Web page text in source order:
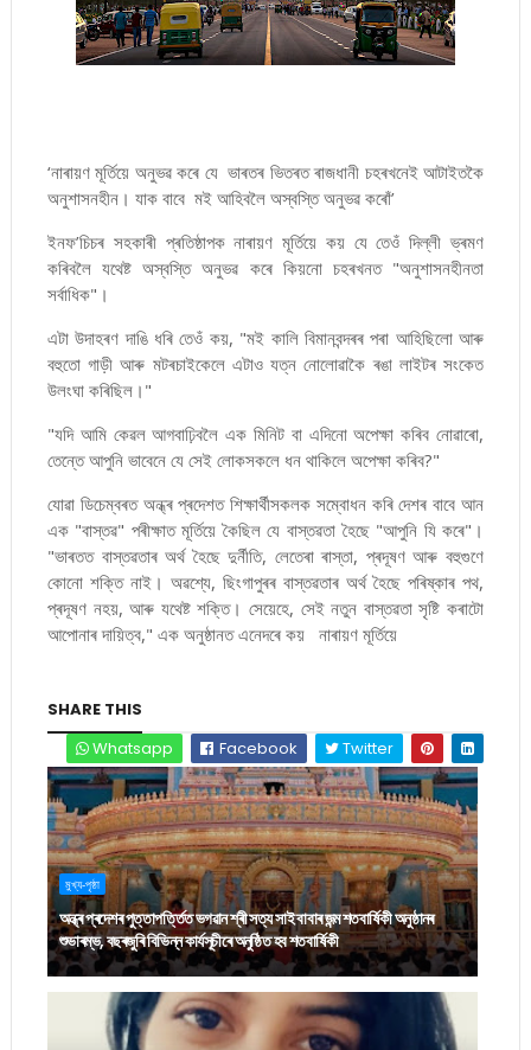
‘নাৰায়ণ মূৰ্তিয়ে অনুভৱ কৰে যে ভাৰতৰ ভিতৰত ৰাজধানী চহৰখনেই আটাইতকৈ
অনুশাসনহীন। যাক বাবে মই আহিবলৈ অস্বস্তি অনুভৱ কৰোঁ’
ইনফ’চিচৰ সহকাৰী প্ৰতিষ্ঠাপক নাৰায়ণ মূৰ্তিয়ে কয় যে তেওঁ দিল্লী ভ্ৰমণ
কৰিবলৈ যথেষ্ট অস্বস্তি অনুভৱ কৰে কিয়নো চহৰখনত "অনুশাসনহীনতা
সৰ্বাধিক"।
এটা উদাহৰণ দাঙি ধৰি তেওঁ কয়, "মই কালি বিমানবন্দৰৰ পৰা আহিছিলো আৰু
বহুতো গাড়ী আৰু মটৰচাইকেলে এটাও যত্ন নোলোৱাকৈ ৰঙা লাইটৰ সংকেত
উলংঘা কৰিছিল।"
"যদি আমি কেৱল আগবাঢ়িবলৈ এক মিনিট বা এদিনো অপেক্ষা কৰিব নোৱাৰো,
তেন্তে আপুনি ভাবেনে যে সেই লোকসকলে ধন থাকিলে অপেক্ষা কৰিব?"
যোৱা ডিচেম্বৰত অন্ধ্ৰ প্ৰদেশত শিক্ষাৰ্থীসকলক সম্বোধন কৰি দেশৰ বাবে আন
এক "বাস্তৱ" পৰীক্ষাত মূৰ্তিয়ে কৈছিল যে বাস্তৱতা হৈছে "আপুনি যি কৰে"।
"ভাৰতত বাস্তৱতাৰ অৰ্থ হৈছে দুৰ্নীতি, লেতেৰা ৰাস্তা, প্ৰদূষণ আৰু বহুগুণে
কোনো শক্তি নাই। অৱশ্যে, ছিংগাপুৰৰ বাস্তৱতাৰ অৰ্থ হৈছে পৰিষ্কাৰ পথ,
প্ৰদূষণ নহয়, আৰু যথেষ্ট শক্তি। সেয়েহে, সেই নতুন বাস্তৱতা সৃষ্টি কৰাটো
আপোনাৰ দায়িত্ব," এক অনুষ্ঠানত এনেদৰে কয় নাৰায়ণ মূৰ্তিয়ে
SHARE THIS
Whatsapp
Facebook Twitter
মুখ্য-পৃষ্ঠা
অন্ধ্ৰ প্ৰদেশৰ পুত্তাপৰ্ত্তিত ভগৱান শ্ৰী সত্য সাই বাবাৰ জন্ম শতবাৰ্ষিকী অনুষ্ঠানৰ
শুভাৰম্ভ, বছৰজুৰি বিভিন্ন কাৰ্যসূচীৰে অনুষ্ঠিত হব শতবাৰ্ষিকী